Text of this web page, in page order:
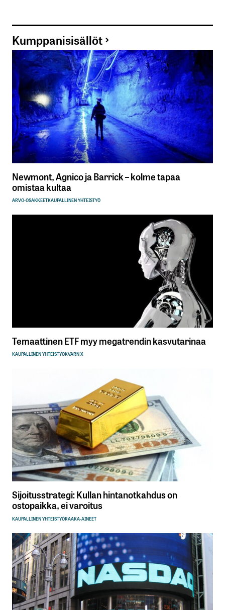
Kumppanisisällöt
Newmont, Agnico ja Barrick – kolme tapaa
omistaa kultaa
ARVO-OSAKKEETKAUPALLINEN YHTEISTYÖ
Temaattinen ETF myy megatrendin kasvutarinaa
KAUPALLINEN YHTEISTYÖKVARN X
Sijoitusstrategi: Kullan hintanotkahdus on
ostopaikka, ei varoitus
KAUPALLINEN YHTEISTYÖRAAKA-AINEET